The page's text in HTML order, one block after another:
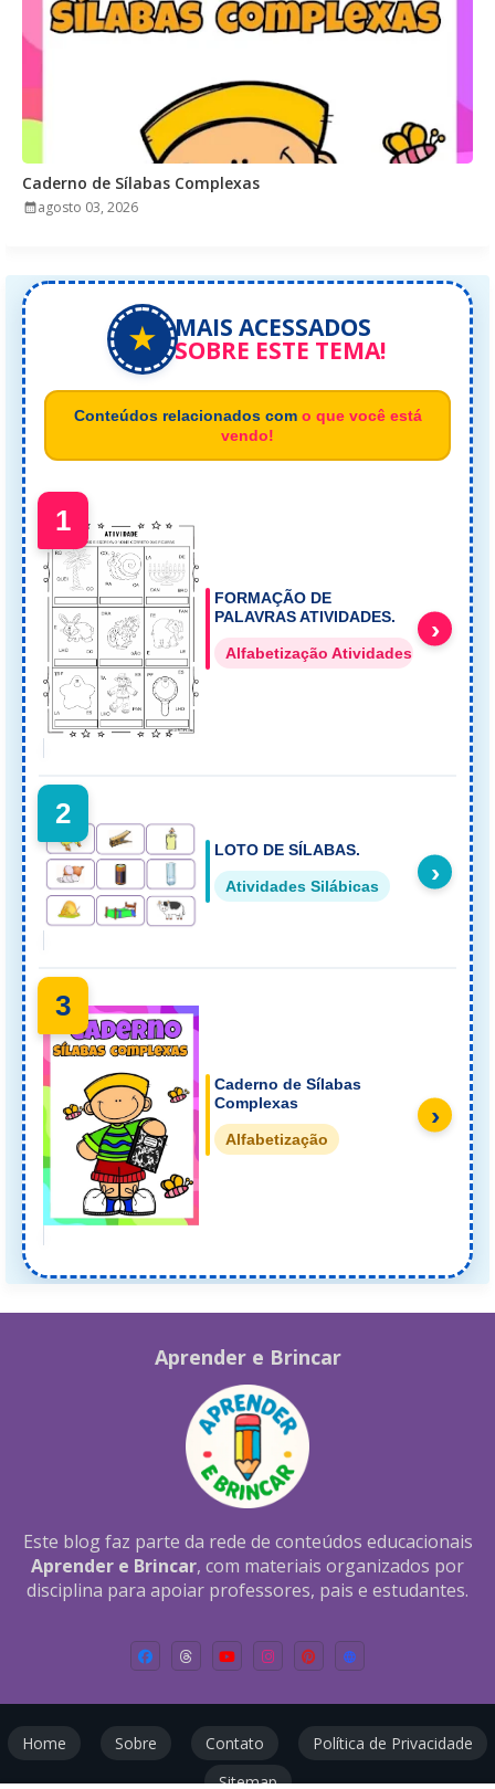
Caderno de Sílabas Complexas
agosto 03, 2026
★ MAIS ACESSADOS
SOBRE ESTE TEMA!
Conteúdos relacionados com o que você está
vendo!
1
FORMAÇÃO DE
PALAVRAS ATIVIDADES.
Alfabetização Atividades Silábicas
›
2
LOTO DE SÍLABAS.
Atividades Silábicas ›
3
Caderno de Sílabas
Complexas
Alfabetização
›
Aprender e Brincar
Este blog faz parte da rede de conteúdos educacionais
Aprender e Brincar, com materiais organizados por
disciplina para apoiar professores, pais e estudantes.
Home Sobre Contato
Política de Privacidade
Sitemap